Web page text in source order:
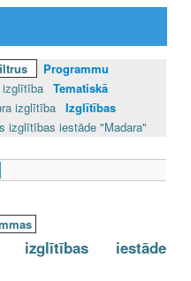
Programmu
izglītība Tematiskā
izglītība Izglītības
izglītības iestāde "Madara"
izglītības iestāde